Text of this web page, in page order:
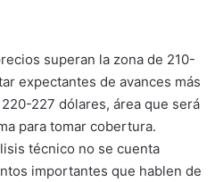
superan la zona de 210-
expectantes de avances más
227 dólares, área que será
para tomar cobertura.
técnico no se cuenta
importantes que hablen de